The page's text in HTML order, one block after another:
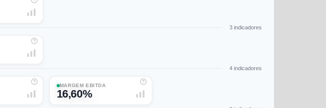
3 indicadores
4 indicadores
MARGEM EBITDA
16,60%